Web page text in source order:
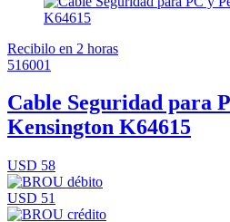
Recibilo en 2 horas
516001
Cable Seguridad para
Kensington K64615
USD 58
USD 51